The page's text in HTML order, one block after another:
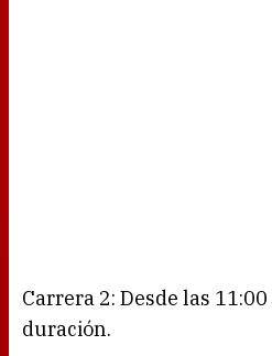
Carrera 2: Desde las
duración.